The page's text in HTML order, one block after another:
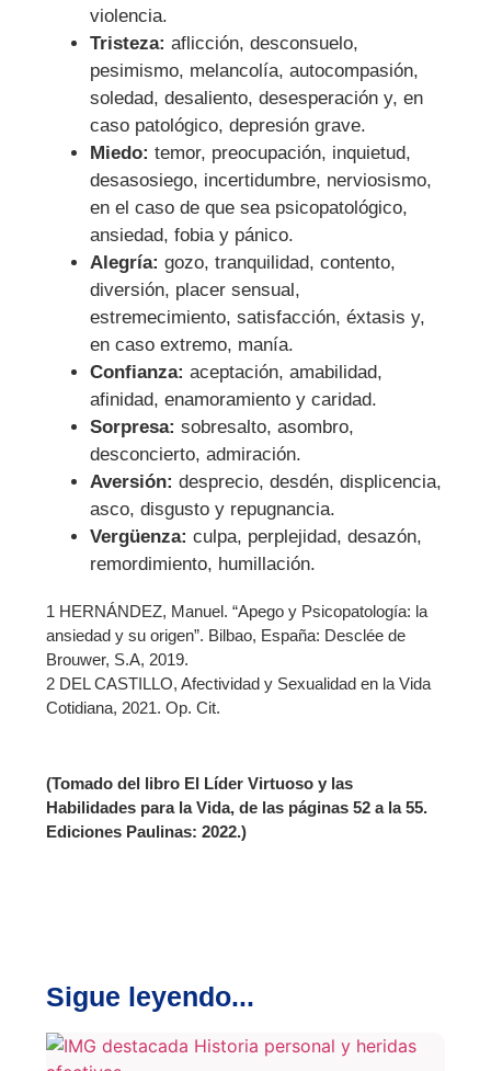
violencia.
Tristeza: aflicción, desconsuelo,
pesimismo, melancolía, autocompasión,
soledad, desaliento, desesperación y, en
caso patológico, depresión grave.
Miedo: temor, preocupación, inquietud,
desasosiego, incertidumbre, nerviosismo,
en el caso de que sea psicopatológico,
ansiedad, fobia y pánico.
Alegría: gozo, tranquilidad, contento,
diversión, placer sensual,
estremecimiento, satisfacción, éxtasis y,
en caso extremo, manía.
Confianza: aceptación, amabilidad,
afinidad, enamoramiento y caridad.
Sorpresa: sobresalto, asombro,
desconcierto, admiración.
Aversión: desprecio, desdén, displicencia,
asco, disgusto y repugnancia.
Vergüenza: culpa, perplejidad, desazón,
remordimiento, humillación.
1 HERNÁNDEZ, Manuel. “Apego y Psicopatología: la
ansiedad y su origen”. Bilbao, España: Desclée de
Brouwer, S.A, 2019.
2 DEL CASTILLO, Afectividad y Sexualidad en la Vida
Cotidiana, 2021. Op. Cit.
(Tomado del libro El Líder Virtuoso y las
Habilidades para la Vida, de las páginas 52 a la 55.
Ediciones Paulinas: 2022.)
Sigue leyendo...